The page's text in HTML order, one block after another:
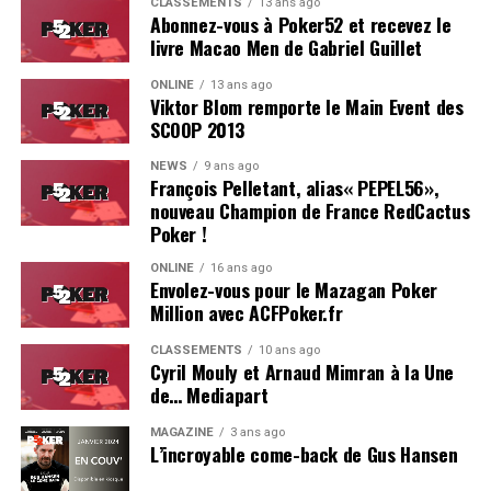
Soleau à gauche, sorti par Logghe au centre
Abonnez-vous à Poker52 et recevez le
livre Macao Men de Gabriel Guillet
ONLINE 13 ans ago
Viktor Blom remporte le Main Event des
SCOOP 2013
NEWS 9 ans ago
François Pelletant, alias« PEPEL56»,
nouveau Champion de France RedCactus
Poker !
ONLINE 16 ans ago
Envolez-vous pour le Mazagan Poker
Million avec ACFPoker.fr
CLASSEMENTS 10 ans ago
Cyril Mouly et Arnaud Mimran à la Une
de… Mediapart
MAGAZINE 3 ans ago
L’incroyable come-back de Gus Hansen